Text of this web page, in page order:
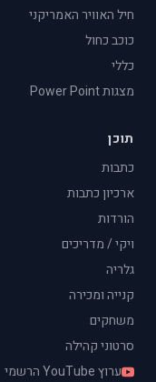
חיל האוויר האמריקני
כוכב כחול
כללי
מצגות Power Point
תוכן
כתבות
ארכיון כתבות
הורדות
ויקי / מדריכים
גלריה
קנייה ומכירה
משחקים
סרטוני קהילה
ערוץ YouTube הרשמי